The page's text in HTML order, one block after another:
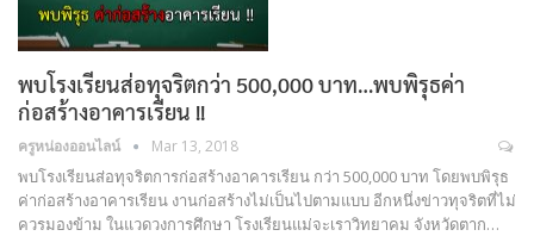
พบโรงเรียนส่อทุจริตกว่า 500,000 บาท…พบพิรุธค่า
ก่อสร้างอาคารเรียน !!
ครูหน่องออนไลน์ Mar 13, 2018
พบโรงเรียนส่อทุจริตการก่อสร้างอาคารเรียน กว่า 500,000 บาท โดยพบพิรุธ
ค่าก่อสร้างอาคารเรียน งานก่อสร้างไม่เป็นไปตามแบบ อีกหนึ่งข่าวทุจริตที่ไม่
ควรมองข้าม ในแวดวงการศึกษา โรงเรียนแม่จะเราวิทยาคม จังหวัดตาก…